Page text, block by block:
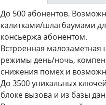
До 500 абонентов.
калитками/шлагбаумами
консьержа абонентом.
Встроенная малозаметная
режимы день/ночь,
снижения помех и
До 3500 уникальных
блоке вызова и из базы